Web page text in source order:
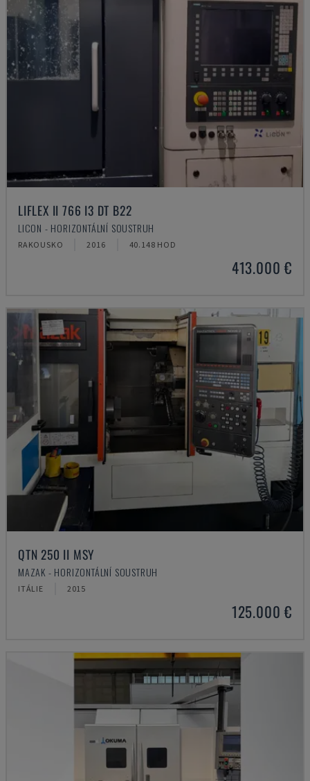
LIFLEX II 766 I3 DT B22
LICON - HORIZONTÁLNÍ SOUSTRUH
RAKOUSKO 2016 40.148 HOD
413.000 €
QTN 250 II MSY
MAZAK - HORIZONTÁLNÍ SOUSTRUH
ITÁLIE 2015
125.000 €